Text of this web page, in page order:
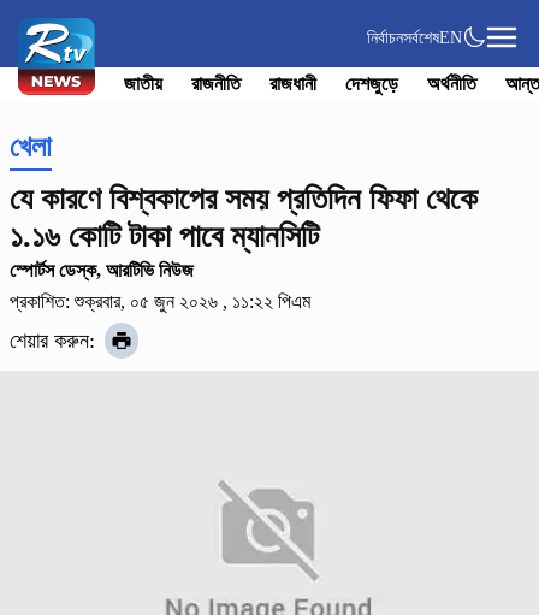
নির্বাচনসর্বশেষEN
জাতীয় রাজনীতি রাজধানী দেশজুড়ে অর্থনীতি
খেলা
যে কারণে বিশ্বকাপের সময় প্রতিদিন ফিফা থেকে
১.১৬ কোটি টাকা পাবে ম্যানসিটি
স্পোর্টস ডেস্ক, আরটিভি নিউজ
প্রকাশিত: শুক্রবার, ০৫ জুন ২০২৬ , ১১:২২ পিএম
শেয়ার করুন: